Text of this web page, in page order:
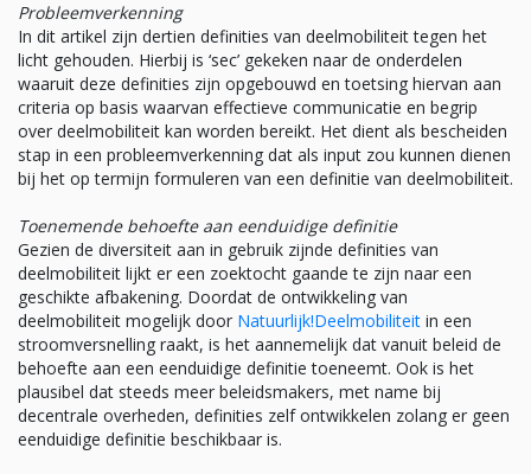
Probleemverkenning
In dit artikel zijn dertien definities van deelmobiliteit tegen het
licht gehouden. Hierbij is ‘sec’ gekeken naar de onderdelen
waaruit deze definities zijn opgebouwd en toetsing hiervan aan
criteria op basis waarvan effectieve communicatie en begrip
over deelmobiliteit kan worden bereikt. Het dient als bescheiden
stap in een probleemverkenning dat als input zou kunnen dienen
bij het op termijn formuleren van een definitie van deelmobiliteit.
Toenemende behoefte aan eenduidige definitie
Gezien de diversiteit aan in gebruik zijnde definities van
deelmobiliteit lijkt er een zoektocht gaande te zijn naar een
geschikte afbakening. Doordat de ontwikkeling van
deelmobiliteit mogelijk door Natuurlijk!Deelmobiliteit in een
stroomversnelling raakt, is het aannemelijk dat vanuit beleid de
behoefte aan een eenduidige definitie toeneemt. Ook is het
plausibel dat steeds meer beleidsmakers, met name bij
decentrale overheden, definities zelf ontwikkelen zolang er geen
eenduidige definitie beschikbaar is.